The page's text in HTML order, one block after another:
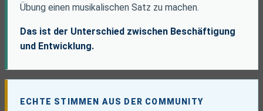
Übung einen musikalischen Satz zu machen.
Das ist der Unterschied zwischen Beschäftigung
und Entwicklung.
ECHTE STIMMEN AUS DER COMMUNITY